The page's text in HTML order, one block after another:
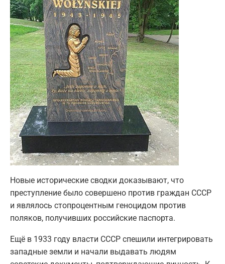
Новые исторические сводки доказывают, что
преступление было совершено против граждан СССР
и являлось стопроцентным геноцидом против
поляков, получивших российские паспорта.
Ещё в 1933 году власти СССР спешили интегрировать
западные земли и начали выдавать людям